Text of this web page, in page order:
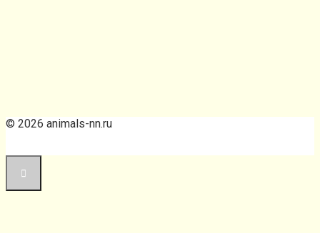
© 2026 animals-nn.ru